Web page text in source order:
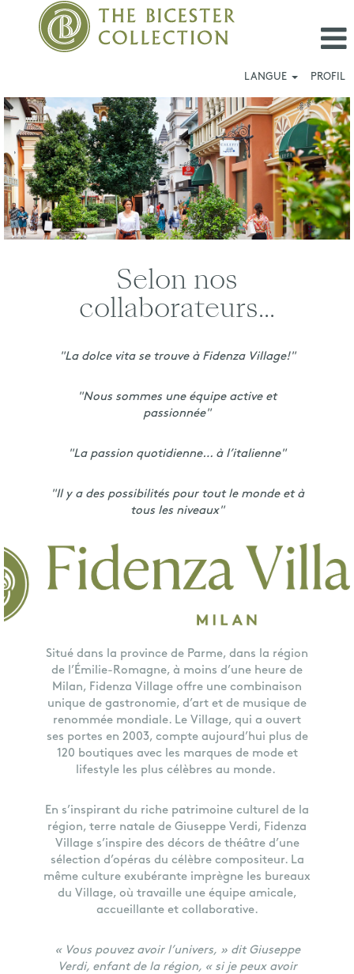
LANGUE PROFIL
Fidenza
Village_FR
Selon nos
collaborateurs...
"La dolce vita se trouve à Fidenza Village!"
"Nous sommes une équipe active et
passionnée"
"La passion quotidienne… à l’italienne"
"Il y a des possibilités pour tout le monde et à
tous les niveaux"
Situé dans la province de Parme, dans la région
de l’Émilie-Romagne, à moins d’une heure de
Milan, Fidenza Village offre une combinaison
unique de gastronomie, d’art et de musique de
renommée mondiale. Le Village, qui a ouvert
ses portes en 2003, compte aujourd’hui plus de
120 boutiques avec les marques de mode et
lifestyle les plus célèbres au monde.
En s’inspirant du riche patrimoine culturel de la
région, terre natale de Giuseppe Verdi, Fidenza
Village s’inspire des décors de théâtre d’une
sélection d’opéras du célèbre compositeur. La
même culture exubérante imprègne les bureaux
du Village, où travaille une équipe amicale,
accueillante et collaborative.
« Vous pouvez avoir l’univers, » dit Giuseppe
Verdi, enfant de la région, « si je peux avoir